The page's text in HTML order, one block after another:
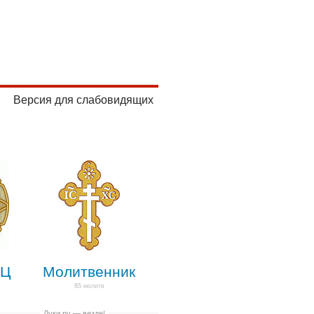
Версия для слабовидящих
Молитвенник
85 молитв